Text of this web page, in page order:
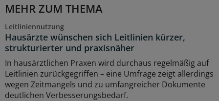
MEHR ZUM THEMA
Leitliniennutzung
Hausärzte wünschen sich Leitlinien kürzer,
strukturierter und praxisnäher
In hausärztlichen Praxen wird durchaus regelmäßig auf
Leitlinien zurückgegriffen – eine Umfrage zeigt allerdings
wegen Zeitmangels und zu umfangreicher Dokumente
deutlichen Verbesserungsbedarf.